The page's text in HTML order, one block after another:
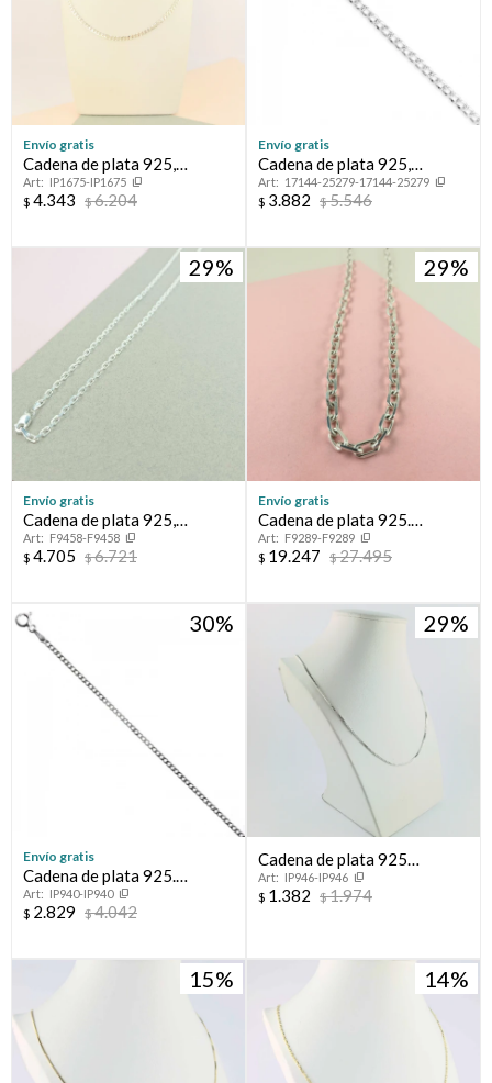
Envío gratis
Cadena de plata 925,
GRUMETTE
IP1675-IP1675
$ 4.343 $6.204
Envío gratis
Cadena de plata 925,
GRUMETTE, 60 cm..
17144-25279-17144-25279
$ 3.882 $5.546
29
Envío gratis
Cadena de plata 925,
Modelo FORCET italiana.
F9458-F9458
$ 4.705 $6.721
29
Envío gratis
Cadena de plata 925.
Modelo, FORCET.
F9289-F9289
$ 19.247 $27.495
30
Envío gratis
Cadena de plata 925.
Modelo, GRUMETTE
CHATA, 60 cm.
IP940-IP940
$ 2.829 $4.042
29
Cadena de plata 925
rodinada.
IP946-IP946
$ 1.382 $1.974
15 14